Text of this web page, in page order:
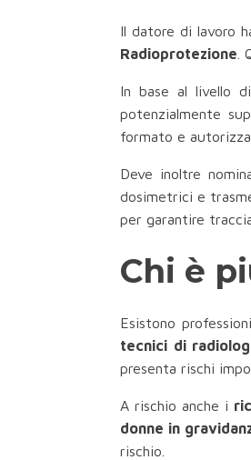
Il datore di lavoro
Radioprotezione
In base al livello
potenzialmente
formato e
Deve inoltre
dosimetrici e
per garantire
Chi è
Esistono
tecnici di
presenta rischi
A rischio anche i
donne in
rischio.